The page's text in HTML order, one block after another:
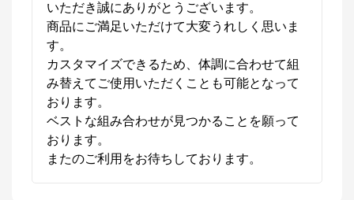
いただき誠にありがとうございます。
商品にご満足いただけて大変うれしく思いま
す。
カスタマイズできるため、体調に合わせて組
み替えてご使用いただくことも可能となって
おります。
ベストな組み合わせが見つかることを願って
おります。
またのご利用をお待ちしております。